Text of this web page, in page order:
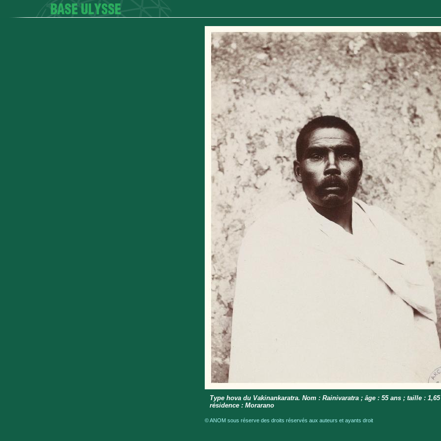
Type hova du Vakinankaratra. Nom : Rainivaratra ; âge : 55 ans ; taille :
résidence : Morarano
© ANOM sous réserve des droits réservés aux auteurs et ayants droit